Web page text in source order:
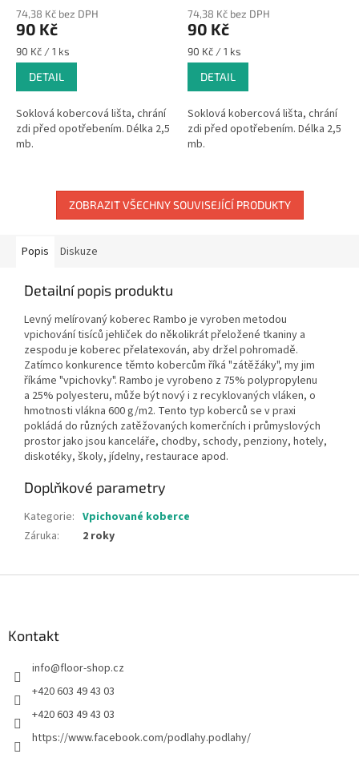
74,38 Kč bez DPH
90 Kč
Měrná
cena:
90 Kč / 1 ks
DETAIL
Soklová kobercová lišta, chrání
zdi před opotřebením. Délka 2,5
mb.
74,38 Kč bez DPH
90 Kč
Měrná
cena:
90 Kč / 1 ks
DETAIL
Soklová kobercová lišta, chrání
zdi před opotřebením. Délka 2,5
mb.
ZOBRAZIT VŠECHNY SOUVISEJÍCÍ PRODUKTY
Popis Diskuze
Detailní popis produktu
Levný melírovaný koberec Rambo je vyroben metodou
vpichování tisíců jehliček do několikrát přeložené tkaniny a
zespodu je koberec přelatexován, aby držel pohromadě.
Zatímco konkurence těmto kobercům říká "zátěžáky", my jim
říkáme "vpichovky". Rambo je vyrobeno z 75% polypropylenu
a 25% polyesteru, může být nový i z recyklovaných vláken, o
hmotnosti vlákna 600 g/m2. Tento typ koberců se v praxi
pokládá do různých zatěžovaných komerčních i průmyslových
prostor jako jsou kanceláře, chodby, schody, penziony, hotely,
diskotéky, školy, jídelny, restaurace apod.
Doplňkové parametry
Kategorie: Vpichované koberce
Záruka: 2 roky
Kontakt
info@floor-shop.cz
+420 603 49 43 03
+420 603 49 43 03
https://www.facebook.com/podlahy.podlahy/